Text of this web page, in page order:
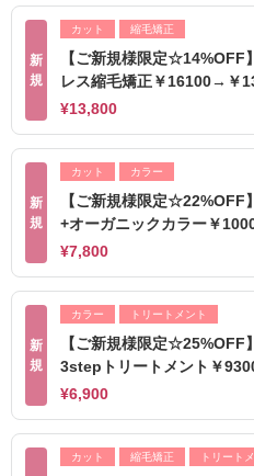
新
規
カット 縮毛矯正
【ご新規様限定☆14%OFF
レス縮毛矯正￥16100→￥
¥13,800
新
規
カット カラー
【ご新規様限定☆22%OFF
+オーガニックカラー￥
¥7,800
新
規
カラー トリートメント
【ご新規様限定☆25%OFF
3stepトリートメント￥
¥6,900
カット 縮毛矯正 トリート